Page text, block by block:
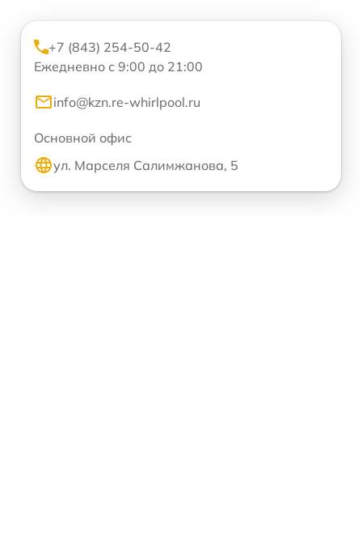
+7 (843) 254-50-42
Ежедневно с 9:00 до 21:00
info@kzn.re-whirlpool.ru
Основной офис
ул. Марселя Салимжанова, 5